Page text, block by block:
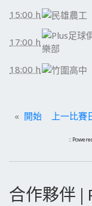
15:00 h
17:00 h
18:00 h
« 開始 上一比賽
::
合作夥伴 |